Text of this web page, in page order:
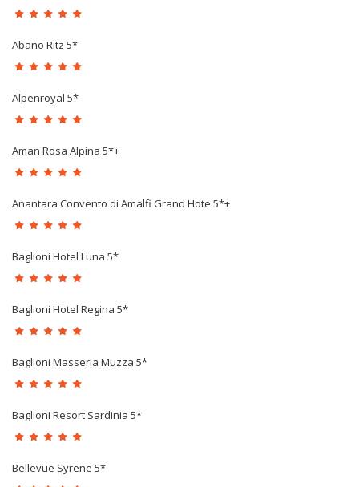
Abano Ritz 5*
Alpenroyal 5*
Aman Rosa Alpina 5*+
Anantara Convento di Amalfi Grand Hote 5*+
Baglioni Hotel Luna 5*
Baglioni Hotel Regina 5*
Baglioni Masseria Muzza 5*
Baglioni Resort Sardinia 5*
Bellevue Syrene 5*